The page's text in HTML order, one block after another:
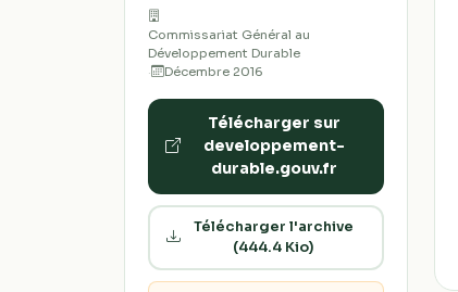
Commissariat Général au
Développement Durable
·
Décembre 2016
Télécharger sur
developpement-
durable.gouv.fr
Télécharger l'archive
(444.4 Kio)